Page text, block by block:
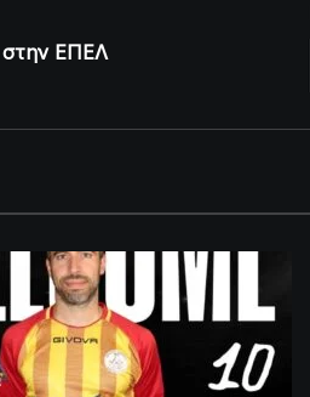
στην ΕΠΕΛ